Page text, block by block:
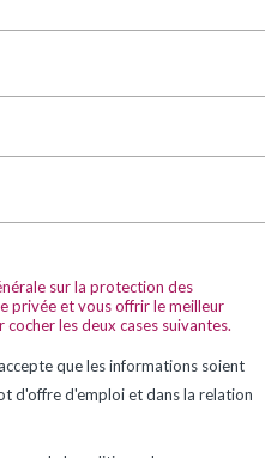
sur la protection des
privée et vous offrir le meilleur
les deux cases suivantes.
que les informations soient
d'offre d'emploi et dans la relation